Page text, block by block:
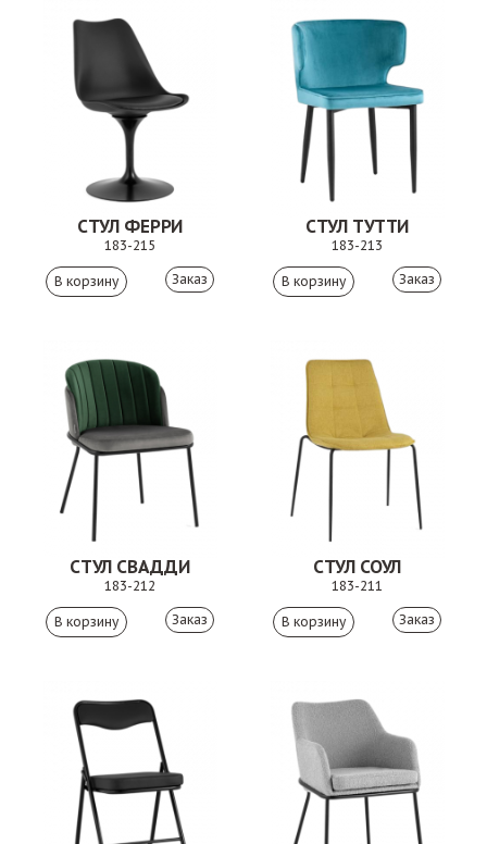
СТУЛ ФЕРРИ
183-215
Заказ
СТУЛ ТУТТИ
183-213
Заказ
СТУЛ СВАДДИ
183-212
Заказ
СТУЛ СОУЛ
183-211
Заказ